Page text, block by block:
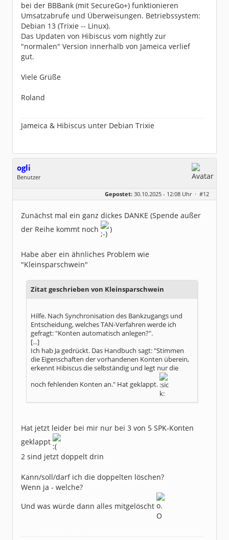
bei der BBBank (mit SecureGo+) funktionieren
Umsatzabrufe und Überweisungen. Betriebssystem:
Debian 13 (Trixie -- Linux).
Das Updaten von Hibiscus vom nightly zur
"normalen" Version innerhalb von Jameica verlief
gut.
Viele Grüße
Roland
Jameica & Hibiscus unter Debian Trixie
ogli
Benutzer
Dabei seit:
05 / 2023
Gepostet: 30.10.2025 - 12:08 Uhr · #12
Zunächst mal ein ganz dickes DANKE (Spende außer
der Reihe kommt noch
)
Habe aber ein ähnliches Problem wie
"Kleinsparschwein"
Zitat geschrieben von Kleinsparschwein
Hilfe. Nach Synchronisation des Bankzugangs und
Entscheidung, welches TAN-Verfahren werde ich
gefragt: "Konten automatisch anlegen?".
[...]
Ich hab Ja gedrückt. Das Handbuch sagt: "Stimmen
die Eigenschaften der vorhandenen Konten überein,
erkennt Hibiscus die selbständig und legt nur die
noch fehlenden Konten an." Hat geklappt.
Hat jetzt leider bei mir nur bei 3 von 5 SPK-Konten
geklappt
2 sind jetzt doppelt drin
Kann/soll/darf ich die doppelten löschen?
Wenn ja - welche?
Und was würde dann alles mitgelöscht